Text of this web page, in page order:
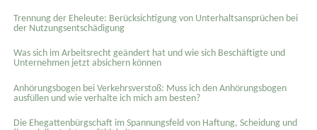
Trennung der Eheleute: Berücksichtigung von Unterhaltsansprüchen bei
der Nutzungsentschädigung
Was sich im Arbeitsrecht geändert hat und wie sich Beschäftigte und
Unternehmen jetzt absichern können
Anhörungsbogen bei Verkehrsverstoß: Muss ich den Anhörungsbogen
ausfüllen und wie verhalte ich mich am besten?
Die Ehegattenbürgschaft im Spannungsfeld von Haftung, Scheidung und